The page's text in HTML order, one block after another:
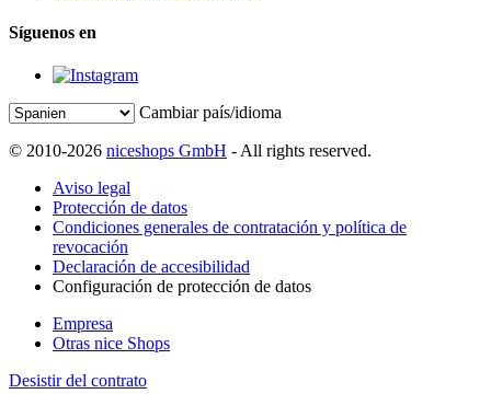
Síguenos en
Cambiar país/idioma
© 2010-2026 niceshops GmbH - All rights reserved.
Aviso legal
Protección de datos
Condiciones generales de contratación y política de
revocación
Declaración de accesibilidad
Configuración de protección de datos
Empresa
Otras nice Shops
Desistir del contrato